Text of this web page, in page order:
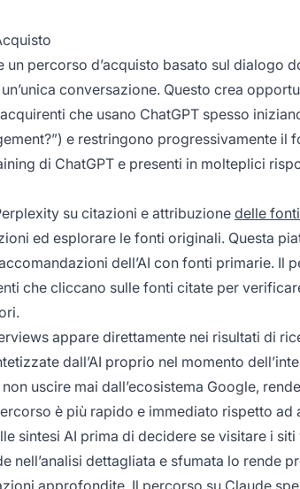
un percorso d’acquisto basato sul dialogo
conversazione. Questo crea
che usano ChatGPT spesso
e restringono progressivamente il
di ChatGPT e presenti in molteplici
su citazioni e attribuzionedelle fonti
ed esplorare le fonti originali. Questa
dell’AI con fonti primarie. Il
che cliccano sulle fonti citate per
appare direttamente nei risultati di
dall’AI proprio nel momento
uscire mai dall’ecosistema Google,
è più rapido e immediato rispetto ad
sintesi AI prima di decidere se visitare i siti
nell’analisi dettagliata e sfumata lo rende
approfondite. Il percorso su Claude